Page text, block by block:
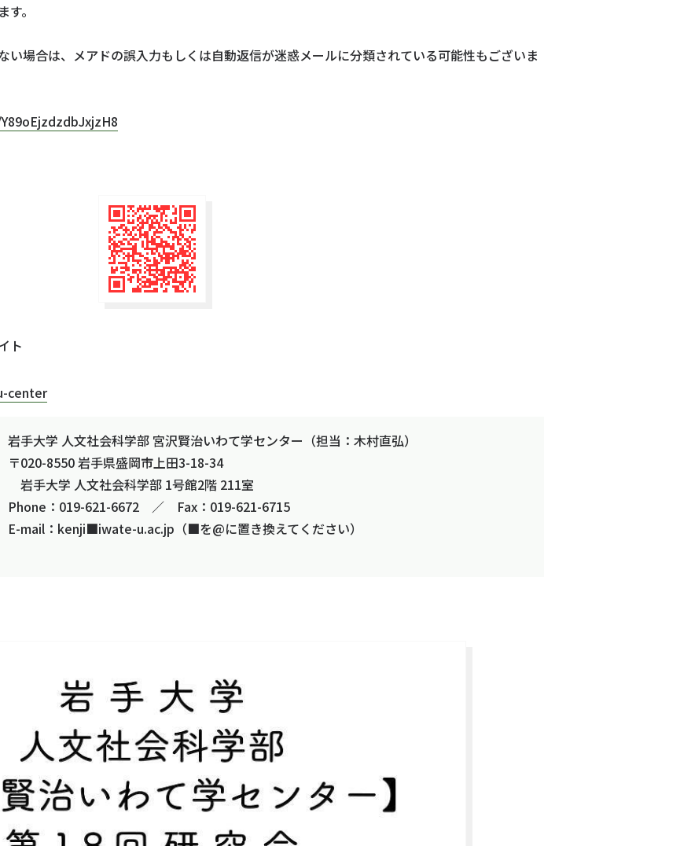
。
場合は、メアドの誤入力もしくは自動返信が迷惑メールに分類されている可能性もございま
ト
center
岩手大学 人文社会科学部 宮沢賢治いわて学センター（担当：木村直弘）
〒020-8550 岩手県盛岡市上田3-18-34
岩手大学 人文社会科学部 1号館2階 211室
Phone：019-621-6672 ／ Fax：019-621-6715
E-mail：kenji■iwate-u.ac.jp（■を@に置き換えてください）